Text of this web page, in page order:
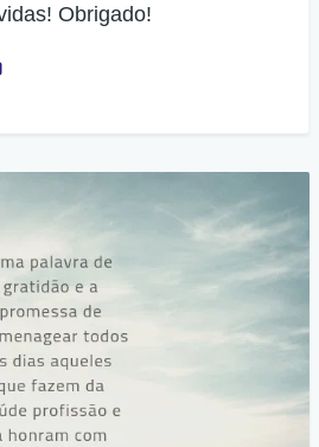
Obrigado!